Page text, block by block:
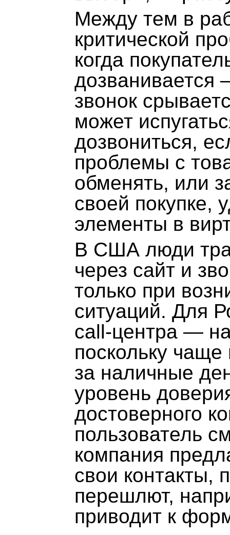
Между тем в
критической
когда
дозванивается
звонок
может
дозвониться,
проблемы с
обменять, или
своей покупке,
элементы в
В США люди
через сайт и
только при
ситуаций. Для
call-центра —
поскольку чаще
за наличные
уровень
достоверного
пользователь
компания
свои контакты,
перешлют,
приводит к